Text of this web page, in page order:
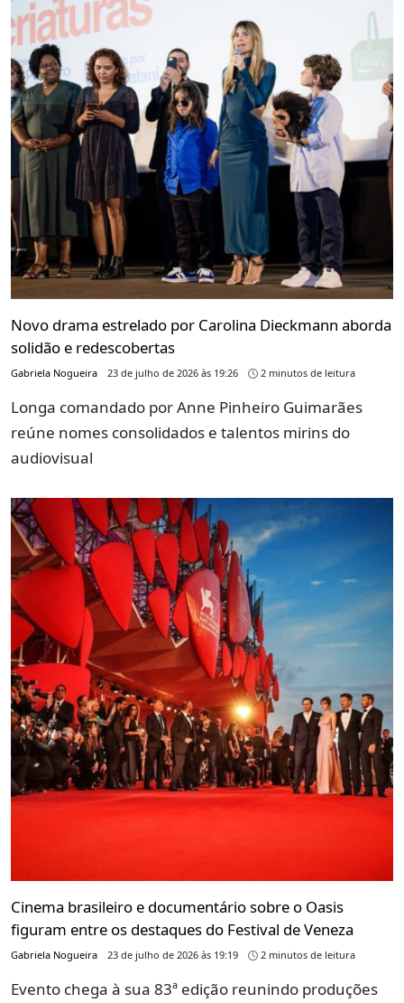
Novo drama estrelado por Carolina Dieckmann aborda
solidão e redescobertas
Gabriela Nogueira 23 de julho de 2026 às 19:26 2 minutos de leitura
Longa comandado por Anne Pinheiro Guimarães
reúne nomes consolidados e talentos mirins do
audiovisual
Cinema brasileiro e documentário sobre o Oasis
figuram entre os destaques do Festival de Veneza
Gabriela Nogueira 23 de julho de 2026 às 19:19 2 minutos de leitura
Evento chega à sua 83ª edição reunindo produções